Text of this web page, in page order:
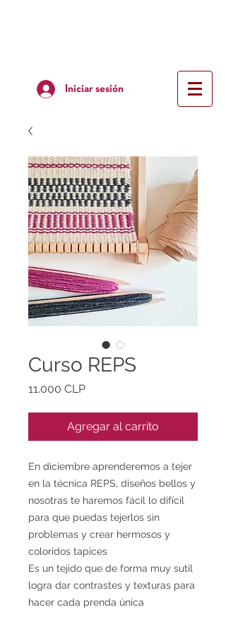
Iniciar sesión
Curso REPS
11.000 CLPPrecio
Agregar al carrito
En diciembre aprenderemos a tejer
en la técnica REPS, diseños bellos y
nosotras te haremos fácil lo difícil
para que puedas tejerlos sin
problemas y crear hermosos y
coloridos tapices
Es un tejido que de forma muy sutil
logra dar contrastes y texturas para
hacer cada prenda única